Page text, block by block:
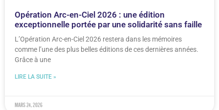
Opération Arc-en-Ciel 2026 : une édition
exceptionnelle portée par une solidarité sans faille
L’Opération Arc-en-Ciel 2026 restera dans les mémoires
comme l’une des plus belles éditions de ces dernières années.
Grâce à une
LIRE LA SUITE »
mars 24, 2026